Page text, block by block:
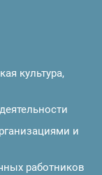
культура,
и
работников